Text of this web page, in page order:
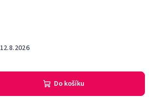
12.8.2026
Do košíku